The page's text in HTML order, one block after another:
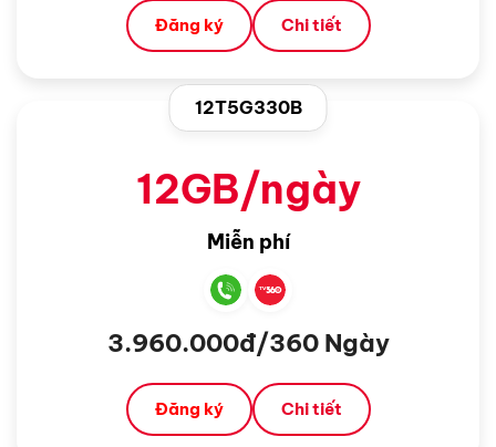
Đăng ký Chi tiết
12T5G330B
12GB/ngày
Miễn phí
3.960.000đ/360 Ngày
Đăng ký Chi tiết